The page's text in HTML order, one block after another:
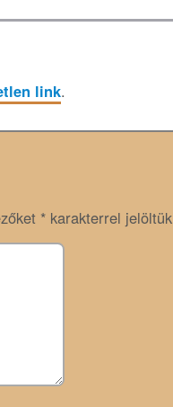
link.
* karakterrel jelöltük